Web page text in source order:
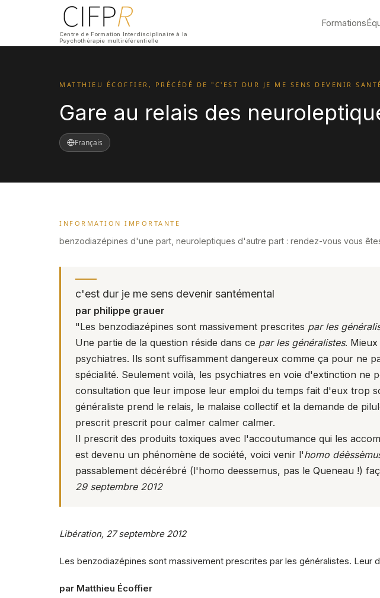
Centre de Formation Interdisciplinaire à la
Psychothérapie multiréférentielle
Formations
MATTHIEU ÉCOFFIER, PRÉCÉDÉ DE "C'EST DUR JE ME SENS DEVENIR
Gare au relais des
Français
INFORMATION IMPORTANTE
benzodiazépines d'une part, neuroleptiques d'autre part : rendez-vous vous
c'est dur je me sens devenir santémental
par philippe grauer
"Les benzodiazépines sont massivement prescrites par les
Une partie de la question réside dans ce par les généralistes.
psychiatres. Ils sont suffisamment dangereux comme ça pour ne
spécialité. Seulement voilà, les psychiatres en voie d'extinction
consultation que leur impose leur emploi du temps fait d'eux trop
généraliste prend le relais, le malaise collectif et la demande de
prescrit prescrit pour calmer calmer calmer.
Il prescrit des produits toxiques avec l'accoutumance qui les
est devenu un phénomène de société, voici venir l'homo
passablement décérébré (l'homo deessemus, pas le Queneau !)
29 septembre 2012
Libération, 27 septembre 2012
Les benzodiazépines sont massivement prescrites par les généralistes. Leur
par Matthieu Écoffier